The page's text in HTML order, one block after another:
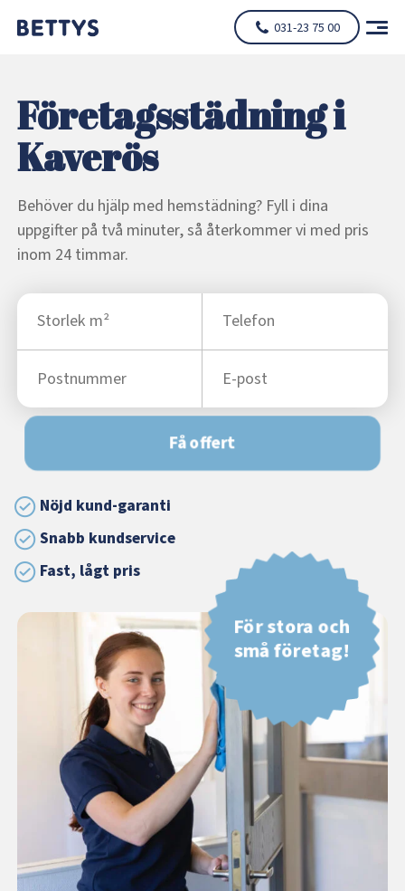
031-23 75 00
Företagsstädning i
Kaverös
Behöver du hjälp med hemstädning? Fyll i dina
uppgifter på två minuter, så återkommer vi med pris
inom 24 timmar.
Få offert
Nöjd kund-garanti
Snabb kundservice
Fast, lågt pris
För stora och
små företag!